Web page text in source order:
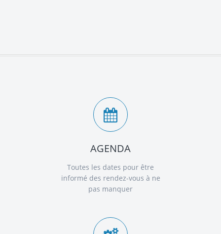
AGENDA
Toutes les dates pour être
informé des rendez-vous à ne
pas manquer